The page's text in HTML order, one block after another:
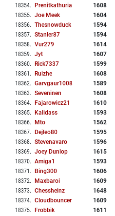
18354. Prenitkathuria 1608
18355. Joe Meek 1604
18356. Thesnowduck 1594
18357. Stanler87 1594
18358. Vur279 1614
18359. Jyt 1607
18360. Rick7337 1599
18361 . Ruizhe 1608
18362. Garvgaur1008 1589
18363. Seveninen 1608
18364. Fajarowicz21 1610
18365. Kalidass 1593
18366. Mto 1562
18367. Dejleo80 1595
18368. Stevenavaro 1596
18369. Joey Dunlop 1615
18370. Amiga1 1593
18371 . Bing300 1606
18372. Maxbaroi 1609
18373. Chessheinz 1648
18374. Cloudbouncer 1609
18375. Frobbik 1611